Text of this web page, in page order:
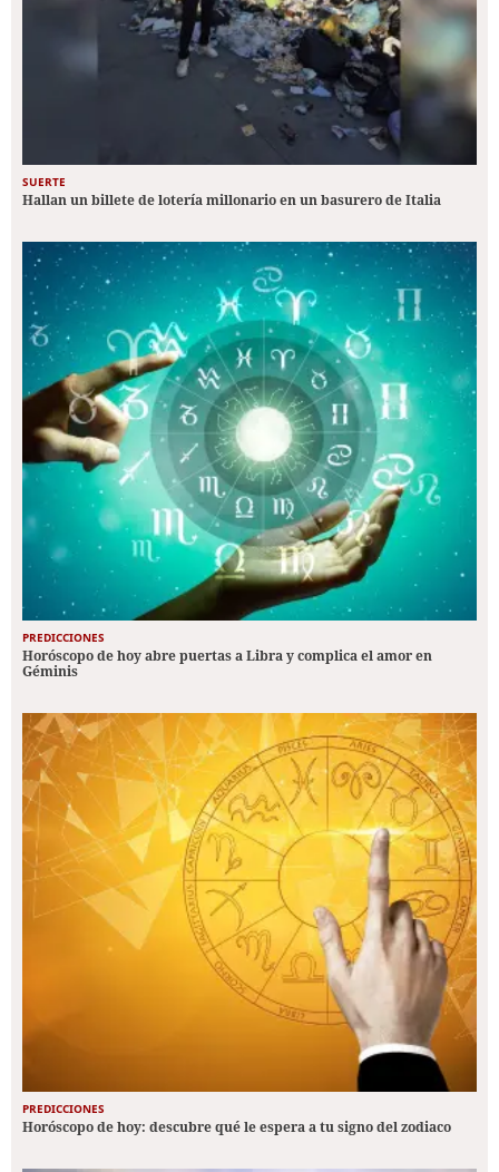
SUERTE
Hallan un billete de lotería millonario en un basurero de Italia
PREDICCIONES
Horóscopo de hoy abre puertas a Libra y complica el amor en
Géminis
PREDICCIONES
Horóscopo de hoy: descubre qué le espera a tu signo del zodiaco